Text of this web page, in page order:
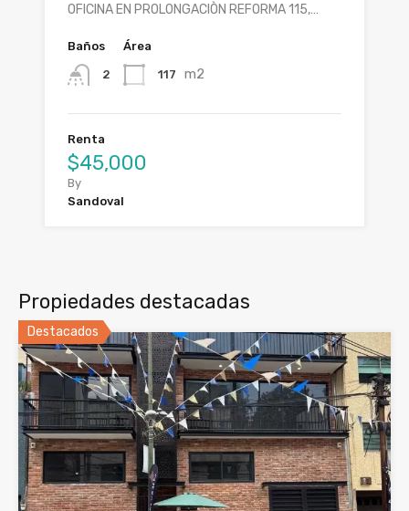
OFICINA EN PROLONGACIÒN REFORMA 115,…
Baños
2
Área
117 m2
Renta
$45,000
By
Sandoval
Propiedades destacadas
Destacados